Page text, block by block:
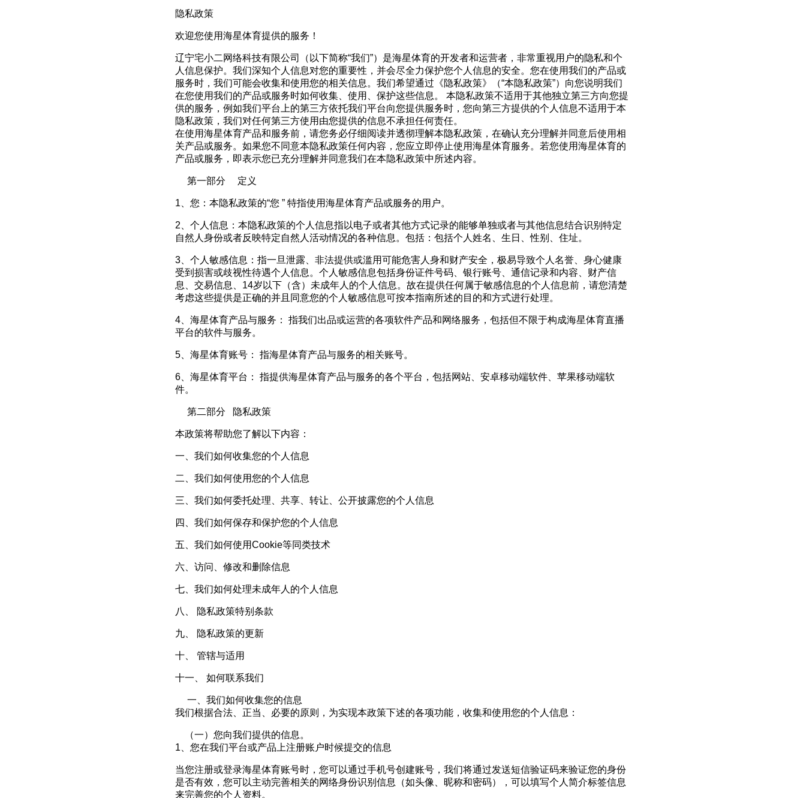
隐私政策
欢迎您使用海星体育提供的服务！
辽宁宅小二网络科技有限公司（以下简称“我们”）是海星体育的开发者和运营者，非常重视用户的隐私和个
人信息保护。我们深知个人信息对您的重要性，并会尽全力保护您个人信息的安全。您在使用我们的产品或
服务时，我们可能会收集和使用您的相关信息。我们希望通过《隐私政策》（“本隐私政策”）向您说明我们
在您使用我们的产品或服务时如何收集、使用、保护这些信息。 本隐私政策不适用于其他独立第三方向您提
供的服务，例如我们平台上的第三方依托我们平台向您提供服务时，您向第三方提供的个人信息不适用于本
隐私政策，我们对任何第三方使用由您提供的信息不承担任何责任。
在使用海星体育产品和服务前，请您务必仔细阅读并透彻理解本隐私政策，在确认充分理解并同意后使用相
关产品或服务。如果您不同意本隐私政策任何内容，您应立即停止使用海星体育服务。若您使用海星体育的
产品或服务，即表示您已充分理解并同意我们在本隐私政策中所述内容。
第一部分 定义
1、您：本隐私政策的“您 ” 特指使用海星体育产品或服务的用户。
2、个人信息：本隐私政策的个人信息指以电子或者其他方式记录的能够单独或者与其他信息结合识别特定
自然人身份或者反映特定自然人活动情况的各种信息。包括：包括个人姓名、生日、性别、住址。
3、个人敏感信息：指一旦泄露、非法提供或滥用可能危害人身和财产安全，极易导致个人名誉、身心健康
受到损害或歧视性待遇个人信息。个人敏感信息包括身份证件号码、银行账号、通信记录和内容、财产信
息、交易信息、 14岁以下（含）未成年人的个人信息。故在提供任何属于敏感信息的个人信息前，请您清楚
考虑这些提供是正确的并且同意您的个人敏感信息可按本指南所述的目的和方式进行处理。
4、海星体育产品与服务： 指我们出品或运营的各项软件产品和网络服务，包括但不限于构成海星体育直播
平台的软件与服务。
5、海星体育账号： 指海星体育产品与服务的相关账号。
6、海星体育平台： 指提供海星体育产品与服务的各个平台，包括网站、安卓移动端软件、苹果移动端软
件。
第二部分 隐私政策
本政策将帮助您了解以下内容：
一、我们如何收集您的个人信息
二、我们如何使用您的个人信息
三、我们如何委托处理、共享、转让、公开披露您的个人信息
四、我们如何保存和保护您的个人信息
五、我们如何使用Cookie等同类技术
六、访问、修改和删除信息
七、我们如何处理未成年人的个人信息
八、 隐私政策特别条款
九、 隐私政策的更新
十、 管辖与适用
十一、 如何联系我们
一、我们如何收集您的信息
我们根据合法、正当、必要的原则，为实现本政策下述的各项功能，收集和使用您的个人信息：
（一）您向我们提供的信息。
1、您在我们平台或产品上注册账户时候提交的信息
当您注册或登录海星体育账号时，您可以通过手机号创建账号，我们将通过发送短信验证码来验证您的身份
是否有效，您可以主动完善相关的网络身份识别信息（如头像、昵称和密码），可以填写个人简介标签信息
来完善您的个人资料。